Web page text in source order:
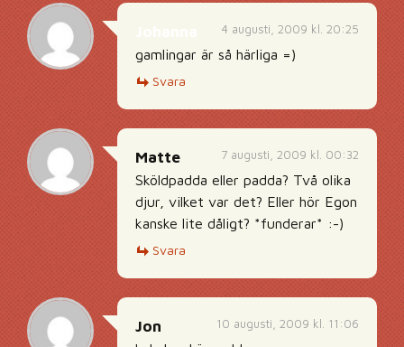
4 augusti, 2009 kl. 20:25
gamlingar är så härliga =)
Svara
7 augusti, 2009 kl. 00:32
Matte
Sköldpadda eller padda? Två olika
djur, vilket var det? Eller hör Egon
kanske lite dåligt? *funderar* :-)
Svara
10 augusti, 2009 kl. 11:06
Jon